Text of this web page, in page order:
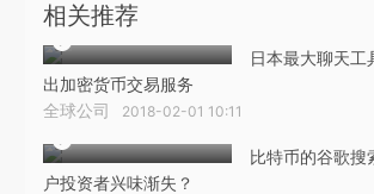
相关推荐
日本最大聊天工
出加密货币交易服务
全球公司 2018-02-01 10:11
比特币的谷歌搜
户投资者兴味渐失？